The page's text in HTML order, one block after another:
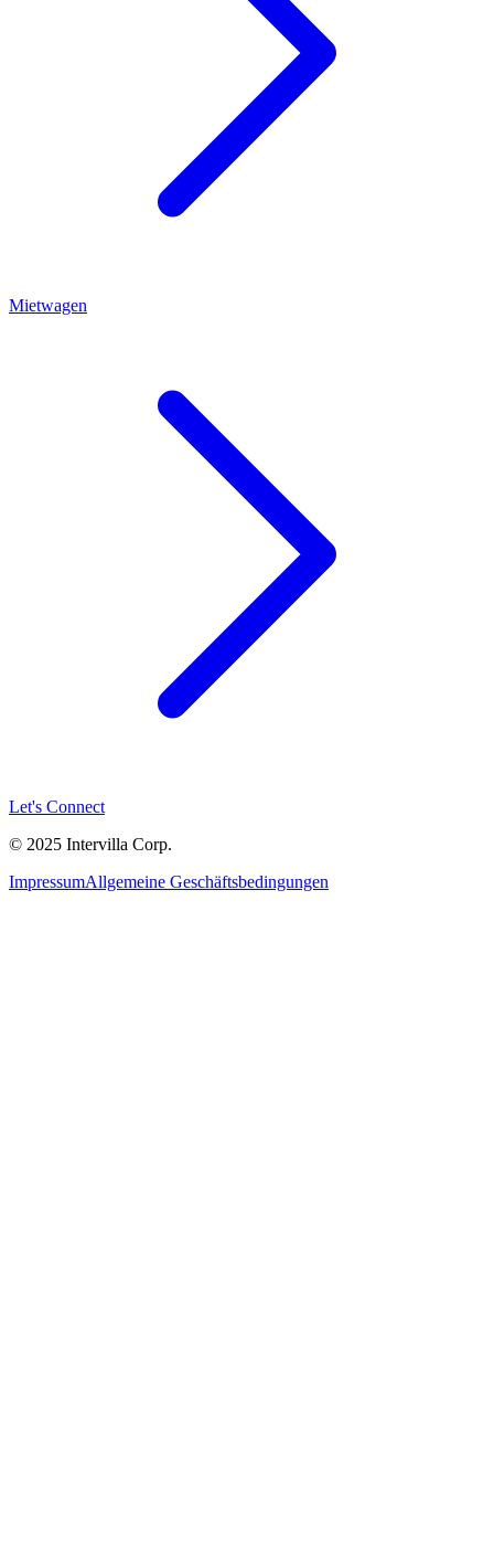
Mietwagen
Let's Connect
© 2025 Intervilla Corp.
ImpressumAllgemeine Geschäftsbedingungen